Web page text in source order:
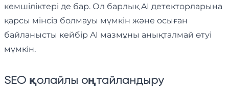
кемшіліктері де бар. Ол барлық AI детекторларына
қарсы мінсіз болмауы мүмкін және осыған
байланысты кейбір AI мазмұны анықталмай өтуі
мүмкін.
SEO қолайлы оңтайландыру